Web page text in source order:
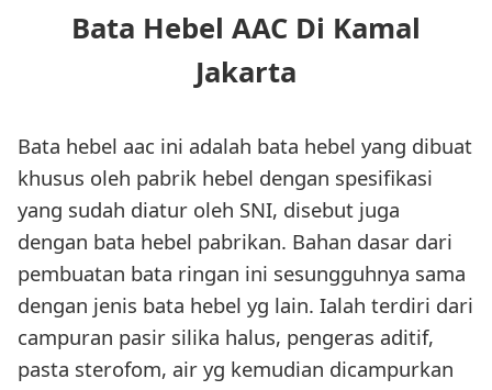
Bata Hebel AAC Di Kamal
Jakarta
Bata hebel aac ini adalah bata hebel yang dibuat
khusus oleh pabrik hebel dengan spesifikasi
yang sudah diatur oleh SNI, disebut juga
dengan bata hebel pabrikan. Bahan dasar dari
pembuatan bata ringan ini sesungguhnya sama
dengan jenis bata hebel yg lain. Ialah terdiri dari
campuran pasir silika halus, pengeras aditif,
pasta sterofom, air yg kemudian dicampurkan